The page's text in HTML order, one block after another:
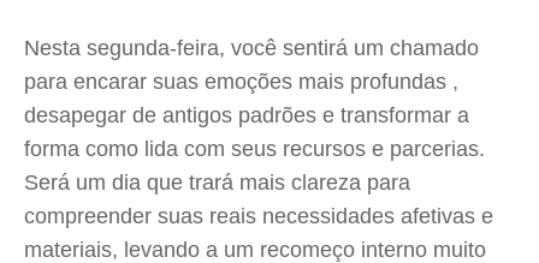
Nesta segunda-feira, você sentirá um chamado
para encarar suas emoções mais profundas ,
desapegar de antigos padrões e transformar a
forma como lida com seus recursos e parcerias.
Será um dia que trará mais clareza para
compreender suas reais necessidades afetivas e
materiais, levando a um recomeço interno muito